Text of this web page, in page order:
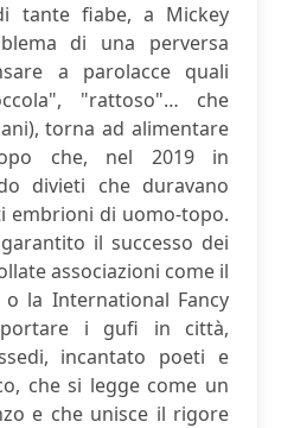
tante fiabe, a Mickey
di una perversa
a parolacce quali
"rattoso"… che
torna ad alimentare
che, nel 2019 in
divieti che duravano
embrioni di uomo-topo.
il successo dei
associazioni come il
la International Fancy
i gufi in città,
incantato poeti e
che si legge come un
e che unisce il rigore